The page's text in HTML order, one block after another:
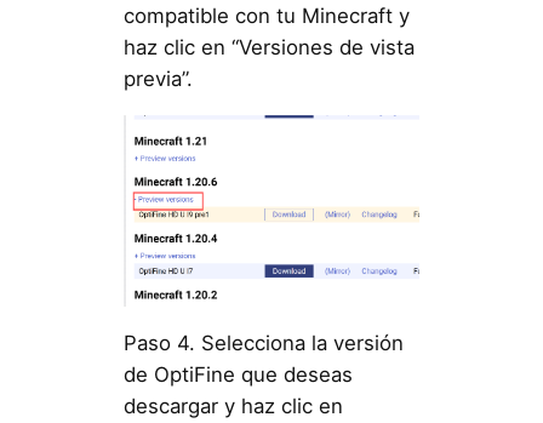
compatible con tu Minecraft y
haz clic en “Versiones de vista
previa”.
Paso 4. Selecciona la versión
de OptiFine que deseas
descargar y haz clic en